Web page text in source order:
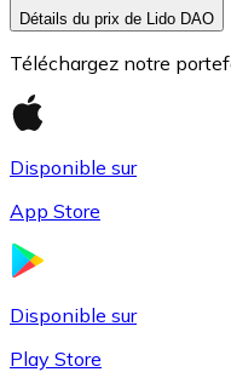
Détails du prix de Lido DAO
Téléchargez notre
Disponible sur
App Store
Disponible sur
Play Store